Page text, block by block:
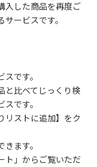
入した商品を再度ご
ービスです。
です。
と比べてじっくり検
です。
リストに追加】をク
ます。
ト」からご覧いただ